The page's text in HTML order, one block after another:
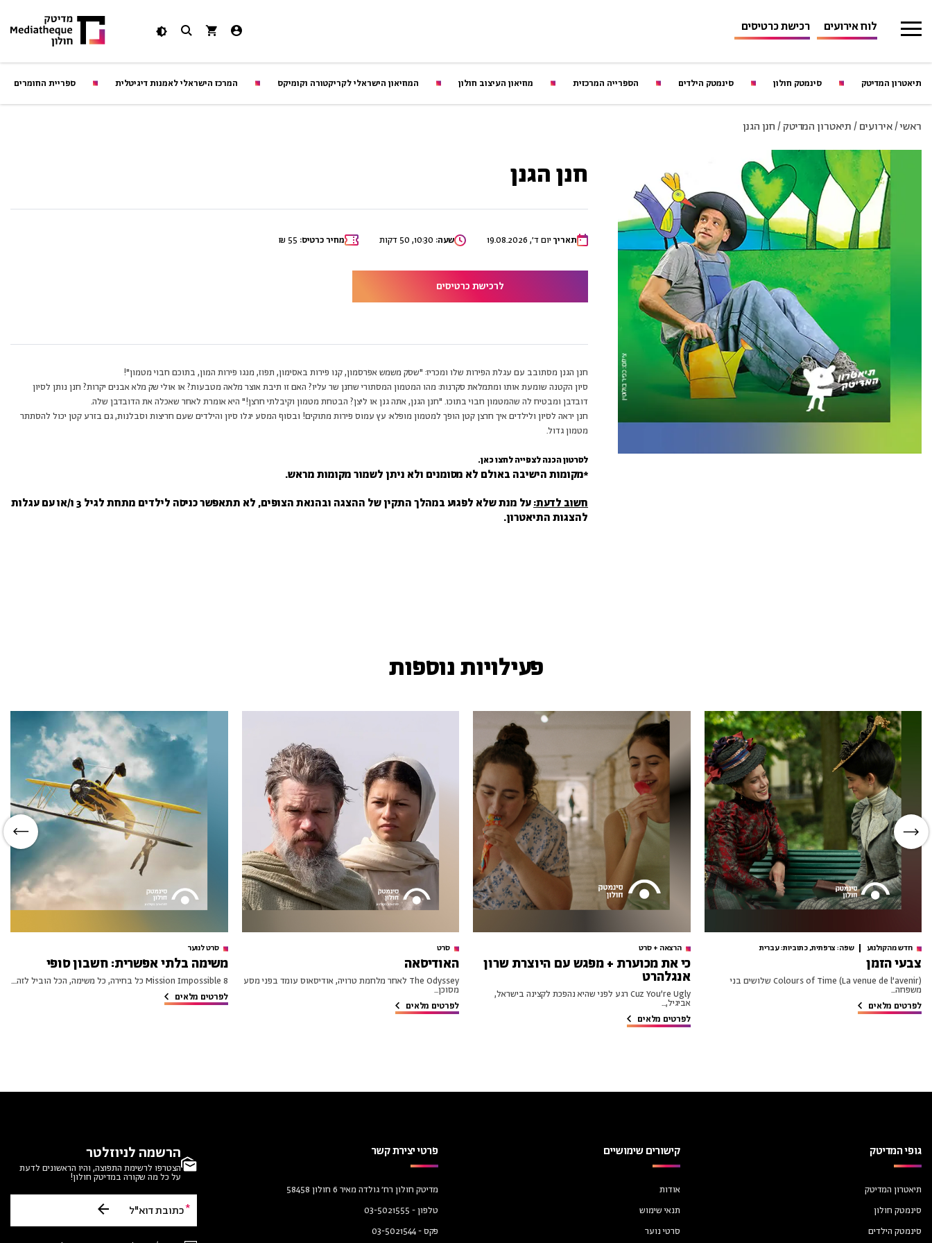
לוח אירועים רכישת כרטיסים
תיאטרון המדיטק סינמטק חולון סינמטק הילדים הספרייה המרכזית מוזיאון העיצוב חולון המוזיאון הישראלי לקריקטורה וקומיקס המרכז הישראלי לאמנות דיגיטלית ספריית החומרים
ראשי/אירועים/תיאטרון המדיטק/חנן הגנן
חנן הגנן
תאריךיום ד׳, 19.08.2026 שעה: מחיר כרטיס:
לרכישת כרטיסים
חנן הגנן מסתובב עם עגלת הפירות שלו ומכריז: "שסק משמש אפרסמון, קנו פירות באסימון, תפוז, מנגו פירות המון, בתוכם חבוי מטמון"!
סיון הקטנה שומעת אותו ומתמלאת סקרנות: מהו המטמון המסתורי שחנן שר עליו? האם זו תיבת אוצר מלאה מטבעות? או אולי שק מלא אבנים יקרות? חנן נותן לסיון
דובדבן ומבטיח לה שהמטמון חבוי בתוכו. "חנן הגנן, אתה גנן או ליצן? הבטחת מטמון וקיבלתי חרצן!" היא אומרת לאחר שאכלה את הדובדבן שלה.
חנן יראה לסיון ולילדים איך חרצן קטן הופך למטמון מופלא: עץ עמוס פירות מתוקים! ובסוף המסע יגלו סיון והילדים שעם חריצות וסבלנות, גם בזרע קטן יכול להסתתר
מטמון גדול.
לסרטון הכנה לצפייהלחצו כאן.
*מקומות הישיבה באולם לא מסומנים ולא ניתן לשמור מקומות מראש.
חשוב לדעת:
על מנת שלא לפגוע במהלך התקין של ההצגה ובהנאת הצופים, לא תתאפשר כניסה לילדים מתחת לגיל 3 ו/או עם עגלות
להצגות התיאטרון.
פעילויות נוספות
חדש מהקולנוע שפה: צרפתית, כתוביות: עברית
צבעי הזמן
Colours of Time (La venue de l’avenir) שלושים בני
משפחה...
לפרטים מלאים
הרצאה + סרט
כי את מכוערת + מפגש עם היוצרת שרון
אנגלהרט
Cuz You’re Ugly רגע לפני שהיא נהפכת לקצינה בישראל,
אביגיל,...
לפרטים מלאים
סרט
האודיסאה
The Odyssey לאחר מלחמת טרויה, אודיסאוס עומד בפני מסע
מסוכן...
לפרטים מלאים
סרט לנוער
משימה בלתי אפשרית: חשבון סופי
Mission Impossible 8 כל בחירה, כל משימה, הכל הוביל לזה....
לפרטים מלאים
גופי המדיטק
תיאטרון המדיטק
סינמטק חולון
סינמטק הילדים
קישורים שימושיים
אודות
תנאי שימוש
סרטי נוער
פרטי יצירת קשר
מדיטק חולון רח׳ גולדה מאיר 6 חולון 58458
טלפון - 03-5021555
פקס -03-5021544
הרשמה לניוזלטר
הצטרפו לרשימת התפוצה, והיו הראשונים לדעת
על כל מה שקורה במדיטק חולון!